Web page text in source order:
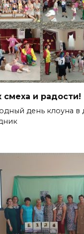
смеха и радости!
день клоуна в